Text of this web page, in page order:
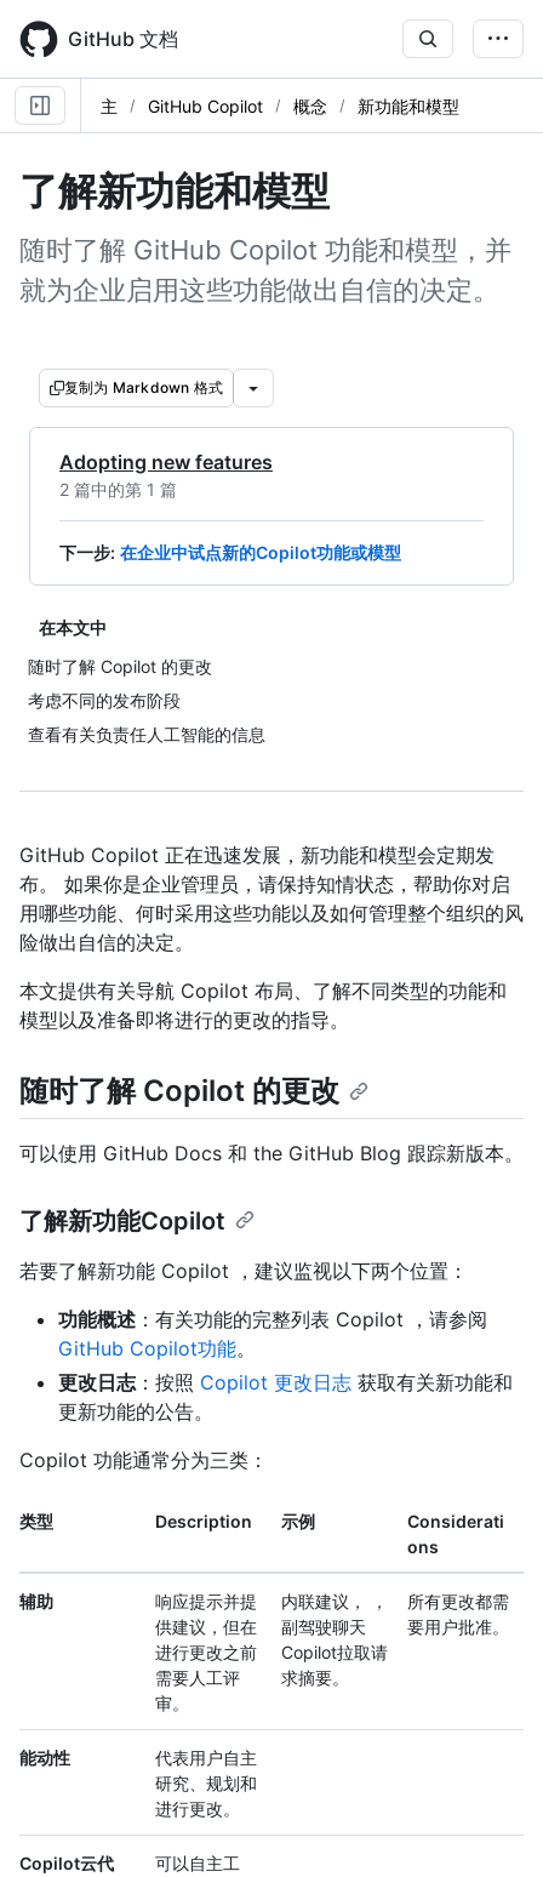
main
content
GitHub 文档
主 GitHub Copilot 概念 新功能和模型
了解新功能和模型
随时了解 GitHub Copilot 功能和模型，并
就为企业启用这些功能做出自信的决定。
复制为 Markdown 格式
Adopting new features
2 篇中的第 1 篇
下一步: 在企业中试点新的Copilot功能或模型
在本文中
随时了解 Copilot 的更改
考虑不同的发布阶段
查看有关负责任人工智能的信息
GitHub Copilot 正在迅速发展，新功能和模型会定期发
布。 如果你是企业管理员，请保持知情状态，帮助你对启
用哪些功能、何时采用这些功能以及如何管理整个组织的风
险做出自信的决定。
本文提供有关导航 Copilot 布局、了解不同类型的功能和
模型以及准备即将进行的更改的指导。
随时了解 Copilot 的更改
可以使用 GitHub Docs 和 the GitHub Blog 跟踪新版本。
了解新功能Copilot
若要了解新功能 Copilot ，建议监视以下两个位置：
功能概述 ：有关功能的完整列表 Copilot ，请参阅
GitHub Copilot功能。
更改日志：按照 Copilot 更改日志 获取有关新功能和
更新功能的公告。
Copilot 功能通常分为三类：
类型 Description 示例
Considerati
ons
辅助
响应提示并提
供建议，但在
进行更改之前
需要人工评
审。
内联建议， ，
副驾驶聊天
Copilot拉取请
求摘要。
所有更改都需
要用户批准。
能动性
代表用户自主
研究、规划和
进行更改。
Copilot云代
可以自主工